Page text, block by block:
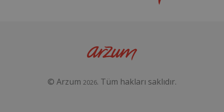
© Arzum 2026. Tüm hakları saklıdır.